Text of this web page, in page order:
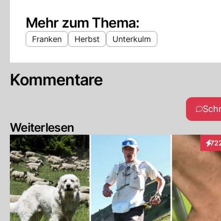
Mehr zum Thema:
Franken Herbst Unterkulm
Kommentare
Weiterlesen